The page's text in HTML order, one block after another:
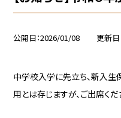
公開日 2026/01/08 更新日
中学校入学に先立ち、新入生
用とは存じますが、ご出席く